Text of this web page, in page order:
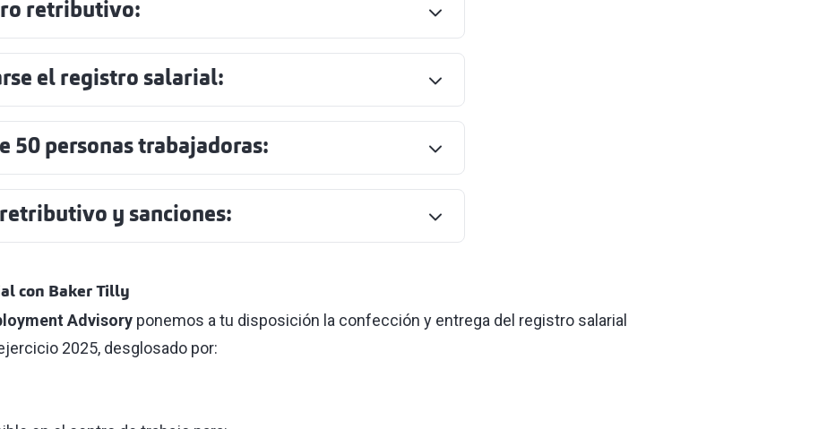
retributivo:
el registro salarial:
50 personas trabajadoras:
y sanciones:
con Baker Tilly
Advisory ponemos a tu disposición la confección y entrega del registro salarial
2025, desglosado por: